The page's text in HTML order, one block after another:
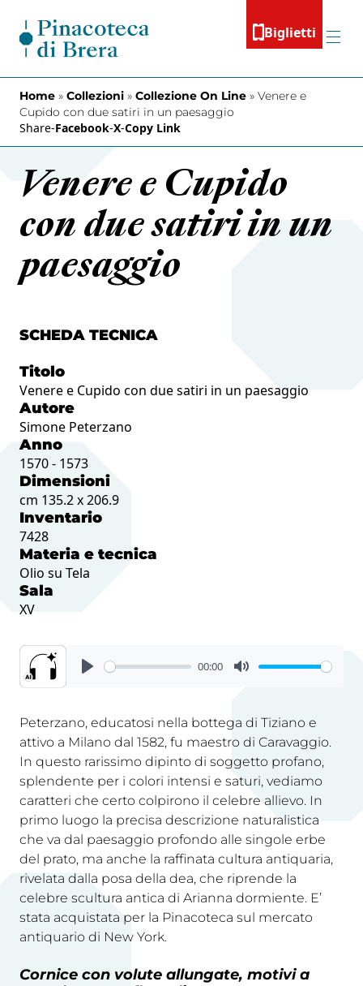
Biglietti
Menu
Home » Collezioni » Collezione On Line » Venere e
Cupido con due satiri in un paesaggio
Share-Facebook-X-Copy Link
Venere e Cupido
con due satiri in un
paesaggio
SCHEDA TECNICA
Titolo
Venere e Cupido con due satiri in un paesaggio
Autore
Simone Peterzano
Anno
1570 - 1573
Dimensioni
cm 135.2 x 206.9
Inventario
7428
Materia e tecnica
Olio su Tela
Sala
XV
00:00
Peterzano, educatosi nella bottega di Tiziano e
attivo a Milano dal 1582, fu maestro di Caravaggio.
In questo rarissimo dipinto di soggetto profano,
splendente per i colori intensi e saturi, vediamo
caratteri che certo colpirono il celebre allievo. In
primo luogo la precisa descrizione naturalistica
che va dal paesaggio profondo alle singole erbe
del prato, ma anche la raffinata cultura antiquaria,
rivelata dalla posa della dea, che riprende la
celebre scultura antica di Arianna dormiente. E’
stata acquistata per la Pinacoteca sul mercato
antiquario di New York.
Cornice con volute allungate, motivi a